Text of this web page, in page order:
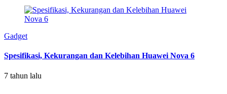
Gadget
Spesifikasi, Kekurangan dan Kelebihan Huawei Nova 6
7 tahun lalu